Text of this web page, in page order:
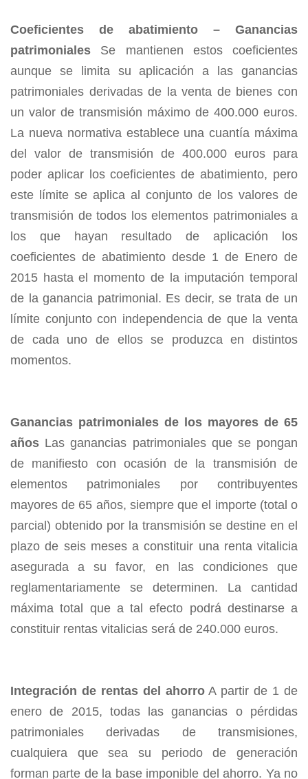
Coeficientes de abatimiento – Ganancias
patrimoniales Se mantienen estos coeficientes
aunque se limita su aplicación a las ganancias
patrimoniales derivadas de la venta de bienes con
un valor de transmisión máximo de 400.000 euros.
La nueva normativa establece una cuantía máxima
del valor de transmisión de 400.000 euros para
poder aplicar los coeficientes de abatimiento, pero
este límite se aplica al conjunto de los valores de
transmisión de todos los elementos patrimoniales a
los que hayan resultado de aplicación los
coeficientes de abatimiento desde 1 de Enero de
2015 hasta el momento de la imputación temporal
de la ganancia patrimonial. Es decir, se trata de un
límite conjunto con independencia de que la venta
de cada uno de ellos se produzca en distintos
momentos.
Ganancias patrimoniales de los mayores de 65
años Las ganancias patrimoniales que se pongan
de manifiesto con ocasión de la transmisión de
elementos patrimoniales por contribuyentes
mayores de 65 años, siempre que el importe (total o
parcial) obtenido por la transmisión se destine en el
plazo de seis meses a constituir una renta vitalicia
asegurada a su favor, en las condiciones que
reglamentariamente se determinen. La cantidad
máxima total que a tal efecto podrá destinarse a
constituir rentas vitalicias será de 240.000 euros.
Integración de rentas del ahorroA partir de 1 de
enero de 2015, todas las ganancias o pérdidas
patrimoniales derivadas de transmisiones,
cualquiera que sea su periodo de generación
forman parte de la base imponible del ahorro. Ya no